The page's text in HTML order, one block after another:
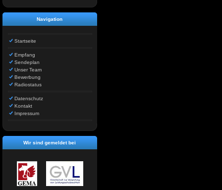
Navigation
Startseite
Empfang
Sendeplan
Unser Team
Bewerbung
Radiostatus
Datenschutz
Kontakt
Impressum
Wir sind gemeldet bei